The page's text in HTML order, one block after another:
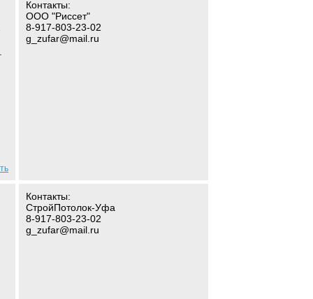
Контакты:
ООО "Риссет"
8-917-803-23-02
g_zufar@mail.ru
Контакты:
СтройПотолок-Уфа
8-917-803-23-02
g_zufar@mail.ru